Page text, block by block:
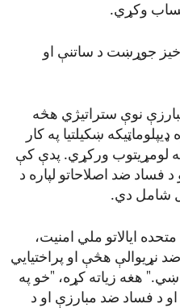
وکړي.
جوړښت د ساتنې او
نوې ستراتیژي هڅه
ښکیلتیا په کار
لومړیتوب ورکړي. پدې کې
ضد اصلاحاتو لپاره د
شامل دي.
ایالاتو ملي امنیت،
نړیوالې هڅې او پراختیایي
هغه زیاته کړه، "خو په
د فساد ضد مبارزې او د